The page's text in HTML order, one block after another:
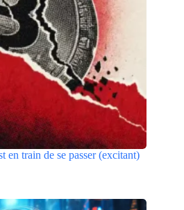
en train de se passer (excitant)